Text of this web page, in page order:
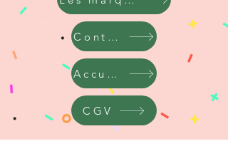
Contact
Accueil
CGV